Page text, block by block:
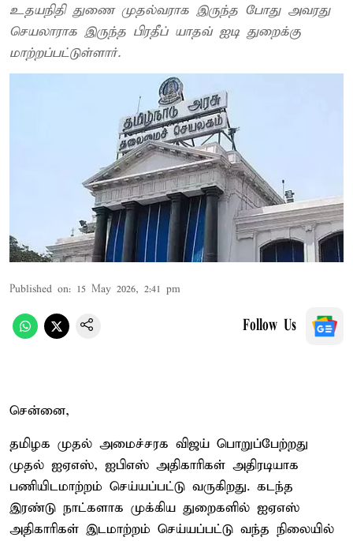
உதயநிதி துணை முதல்வராக இருந்த போது அவரது
செயலாராக இருந்த பிரதீப் யாதவ் ஐடி துறைக்கு
மாற்றப்பட்டுள்ளார்.
Published on: 15 May 2026, 2:41 pm
Follow Us
சென்னை,
தமிழக முதல் அமைச்சரக விஜய் பொறுப்பேற்றது
முதல் ஐஏஎஸ், ஐபிஎஸ் அதிகாரிகள் அதிரடியாக
பணியிடமாற்றம் செய்யப்பட்டு வருகிறது. கடந்த
இரண்டு நாட்களாக முக்கிய துறைகளில் ஐஏஎஸ்
அதிகாரிகள் இடமாற்றம் செய்யப்பட்டு வந்த நிலையில்